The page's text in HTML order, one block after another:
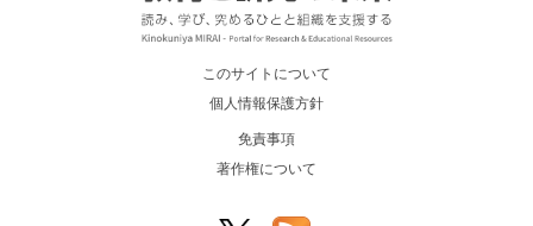
このサイトについて
個人情報保護方針
免責事項
著作権について